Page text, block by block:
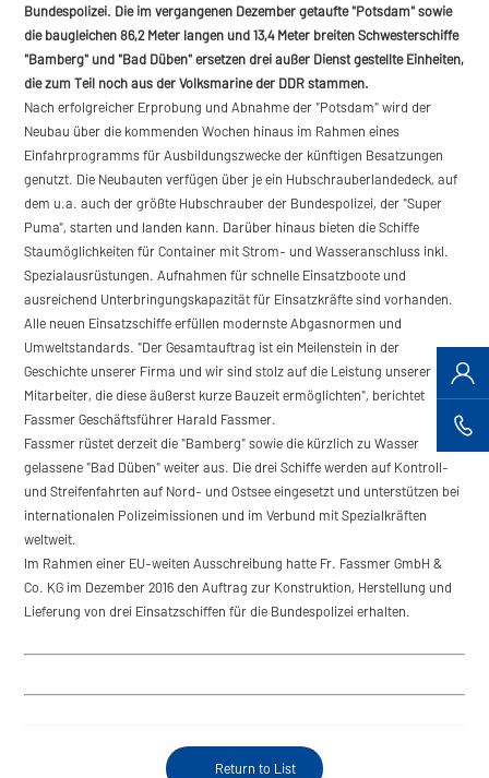
Bundespolizei. Die im vergangenen Dezember getaufte "Potsdam" sowie
die baugleichen 86,2 Meter langen und 13,4 Meter breiten Schwesterschiffe
"Bamberg" und "Bad Düben" ersetzen drei außer Dienst gestellte Einheiten,
die zum Teil noch aus der Volksmarine der DDR stammen.
Nach erfolgreicher Erprobung und Abnahme der "Potsdam" wird der
Neubau über die kommenden Wochen hinaus im Rahmen eines
Einfahrprogramms für Ausbildungszwecke der künftigen Besatzungen
genutzt. Die Neubauten verfügen über je ein Hubschrauberlandedeck, auf
dem u.a. auch der größte Hubschrauber der Bundespolizei, der "Super
Puma", starten und landen kann. Darüber hinaus bieten die Schiffe
Staumöglichkeiten für Container mit Strom- und Wasseranschluss inkl.
Spezialausrüstungen. Aufnahmen für schnelle Einsatzboote und
ausreichend Unterbringungskapazität für Einsatzkräfte sind vorhanden.
Alle neuen Einsatzschiffe erfüllen modernste Abgasnormen und
Umweltstandards. "Der Gesamtauftrag ist ein Meilenstein in der
Geschichte unserer Firma und wir sind stolz auf die Leistung unserer
Mitarbeiter, die diese äußerst kurze Bauzeit ermöglichten", berichtet
Fassmer Geschäftsführer Harald Fassmer.
Fassmer rüstet derzeit die "Bamberg" sowie die kürzlich zu Wasser
gelassene "Bad Düben" weiter aus. Die drei Schiffe werden auf Kontroll-
und Streifenfahrten auf Nord- und Ostsee eingesetzt und unterstützen bei
internationalen Polizeimissionen und im Verbund mit Spezialkräften
weltweit.
Im Rahmen einer EU-weiten Ausschreibung hatte Fr. Fassmer GmbH &
Co. KG im Dezember 2016 den Auftrag zur Konstruktion, Herstellung und
Lieferung von drei Einsatzschiffen für die Bundespolizei erhalten.
Return to List